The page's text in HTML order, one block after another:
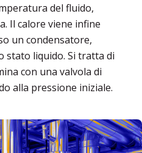
del fluido,
Il calore viene infine
un condensatore,
liquido. Si tratta di
con una valvola di
alla pressione iniziale.